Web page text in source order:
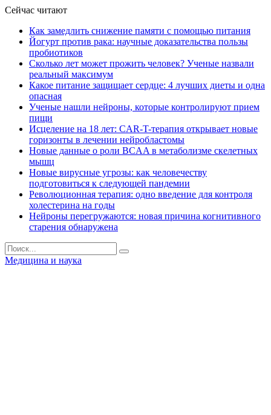
Сейчас читают
Как замедлить снижение памяти с помощью питания
Йогурт против рака: научные доказательства пользы
пробиотиков
Сколько лет может прожить человек? Ученые назвали
реальный максимум
Какое питание защищает сердце: 4 лучших диеты и одна
опасная
Ученые нашли нейроны, которые контролируют прием
пищи
Исцеление на 18 лет: CAR-T-терапия открывает новые
горизонты в лечении нейробластомы
Новые данные о роли BCAA в метаболизме скелетных
мышц
Новые вирусные угрозы: как человечеству
подготовиться к следующей пандемии
Революционная терапия: одно введение для контроля
холестерина на годы
Нейроны перегружаются: новая причина когнитивного
старения обнаружена
Медицина и наука